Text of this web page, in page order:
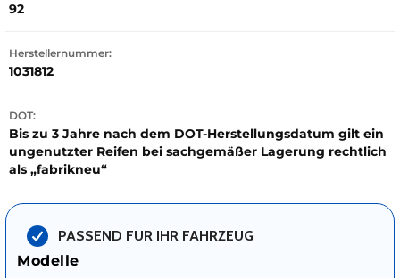
92
Herstellernummer:
1031812
DOT:
Bis zu 3 Jahre nach dem DOT-Herstellungsdatum gilt ein
ungenutzter Reifen bei sachgemäßer Lagerung rechtlich
als „fabrikneu“
PASSEND FUR IHR FAHRZEUG
Modelle